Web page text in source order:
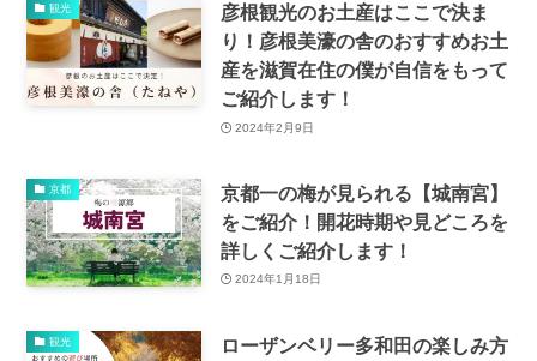
観光
彦根観光のお土産はここで決ま
り！彦根美濠の舎のおすすめお土
産を滋賀在住の僕が自信をもって
ご紹介します！
2024年2月9日
京都
京都一の梅が見られる【城南宮】
をご紹介！開花時期や見どころを
詳しくご紹介します！
2024年1月18日
観光
ローザンベリー多和田の楽しみ方